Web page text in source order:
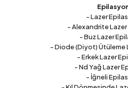
- Lazer
- Alexandrite
- Buz Lazer
- Diode (Diyot) Ütüleme
- Erkek Lazer
- Nd Yağ Lazer
- İğneli